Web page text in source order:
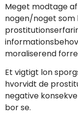
Meget modtage
nogen/noget som
moraliserend
Et vigtigt lon
hvorvidt de
negative
bor se.